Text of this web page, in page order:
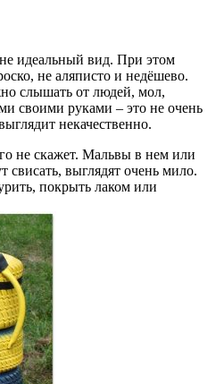
идеальный вид. При этом
не аляписто и недёшево.
слышать от людей, мол,
своими руками – это не очень
некачественно.
не скажет. Мальвы в нем или
свисать, выглядят очень мило.
покрыть лаком или